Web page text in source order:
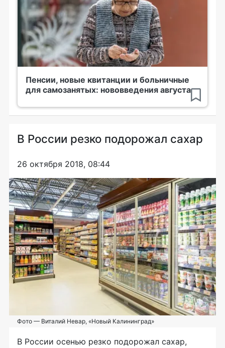
Пенсии, новые квитанции и больничные
для самозанятых: нововведения августа
В России резко подорожал сахар
26 октября 2018, 08:44
Фото — Виталий Невар, «Новый Калининград»
В России осенью резко подорожал сахар,